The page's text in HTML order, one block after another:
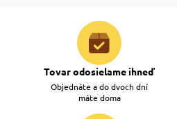
Tovar odosielame ihneď
Objednáte a do dvoch dní
máte doma